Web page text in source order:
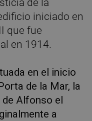
iniciado en
que fue
en 1914.
en el inicio
de la Mar, la
Alfonso el
a